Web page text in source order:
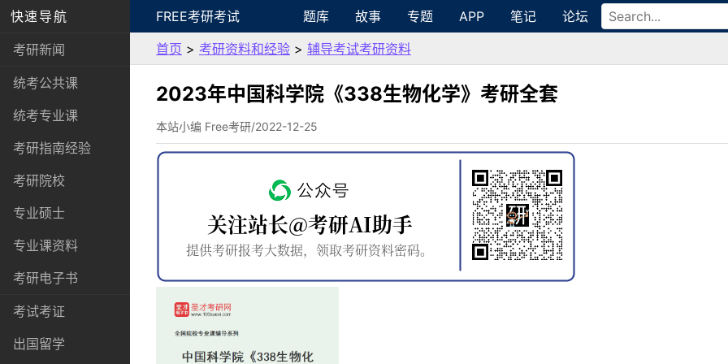
快速导航
考研新闻
统考公共课
统考专业课
考研指南经验
考研院校
专业硕士
专业课资料
考研电子书
考试考证
出国留学
FREE考研考试 题库 故事 专题 APP 笔记 论坛
首页 > 考研资料和经验 > 辅导考试考研资料
2023年中国科学院《338生物化学》考研全套
本站小编 Free考研/2022-12-25